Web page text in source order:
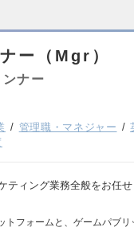
ー（Mgr）
ナー
管理職・マネジャー
ティング業務全般をお任せ
トフォームと、ゲームパブリ